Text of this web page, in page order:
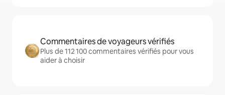
Commentaires de voyageurs vérifiés
Plus de 112 100 commentaires vérifiés pour vous
aider à choisir